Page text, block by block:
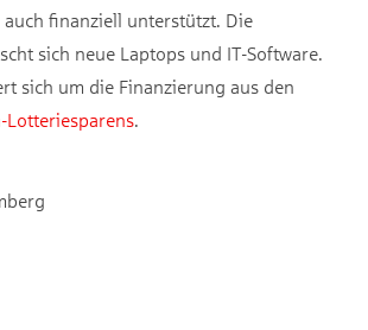
auch finanziell unterstützt. Die
sich neue Laptops und IT-Software.
sich um die Finanzierung aus den
Lotteriesparens.